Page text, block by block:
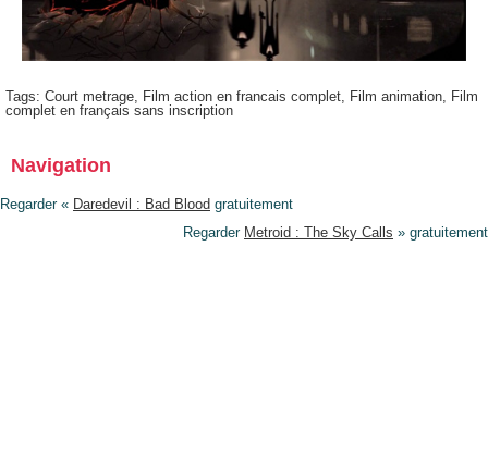
Tags: Court metrage, Film action en francais complet, Film animation, Film
complet en français sans inscription
Navigation
Regarder « Daredevil : Bad Blood gratuitement
Regarder Metroid : The Sky Calls » gratuitement